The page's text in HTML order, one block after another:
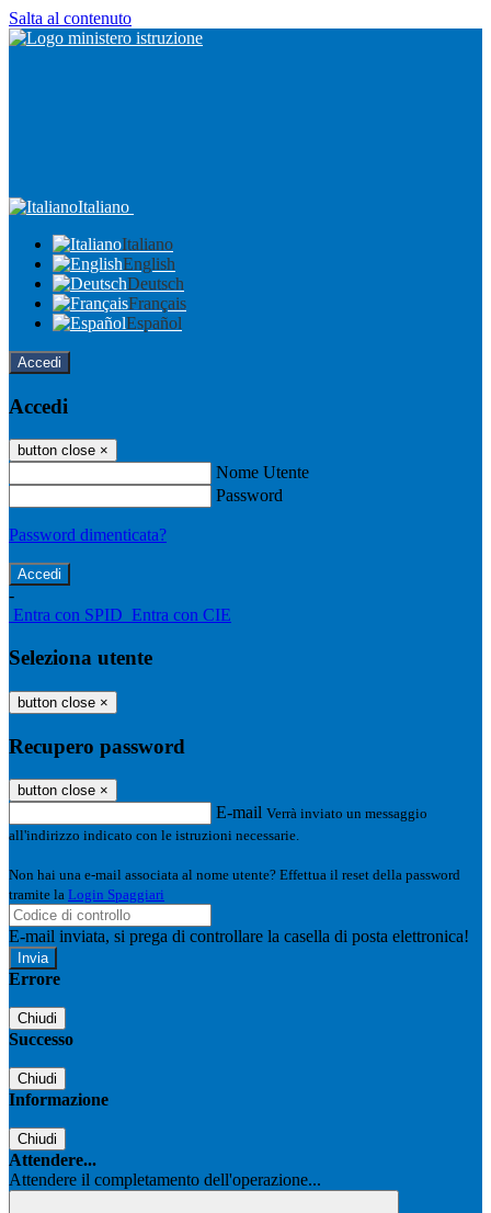
Salta al contenuto
Italiano
Italiano
English
Deutsch
Français
Español
Accedi
Accedi
button close ×
Nome Utente
Password
Password dimenticata?
-
Entra con SPID Entra con CIE
Seleziona utente
button close ×
Recupero password
button close ×
E-mail Verrà inviato un messaggio
all'indirizzo indicato con le istruzioni necessarie.
Non hai una e-mail associata al nome utente? Effettua il reset della password
tramite la Login Spaggiari
E-mail inviata, si prega di controllare la casella di posta elettronica!
Errore
Chiudi
Successo
Chiudi
Informazione
Chiudi
Attendere...
Attendere il completamento dell'operazione...